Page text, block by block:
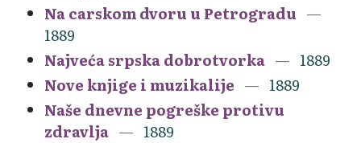
Na carskom dvoru u Petrogradu
1889
Najveća srpska dobrotvorka
1889
Nove knjige i muzikalije
1889
Naše dnevne pogreške protivu
zdravlja
1889